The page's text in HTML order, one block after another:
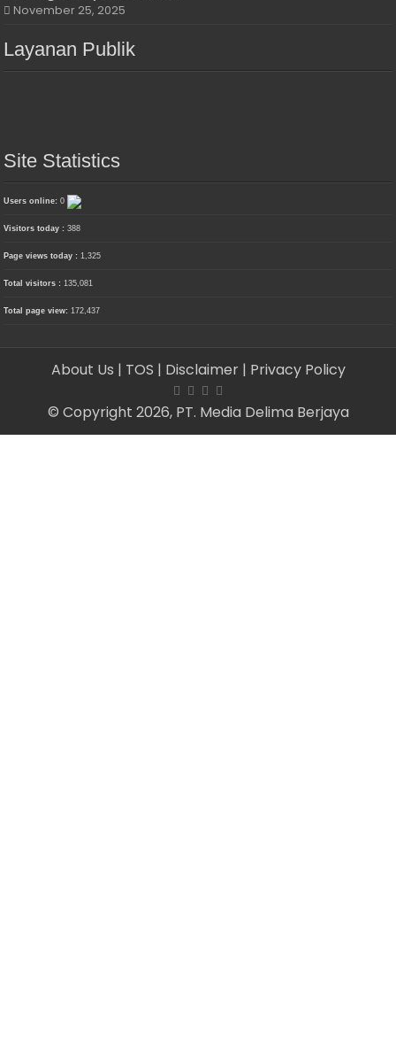
November 25, 2025
Layanan Publik
Site Statistics
Users online:0
Visitors today :388
Page views today :1,325
Total visitors :135,081
Total page view:172,437
About Us | TOS | Disclaimer | Privacy Policy
© Copyright 2026, PT. Media Delima Berjaya